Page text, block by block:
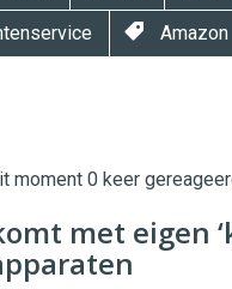
Amazon
https://twinklemagazine.nl
moment 0 keer
met eigen